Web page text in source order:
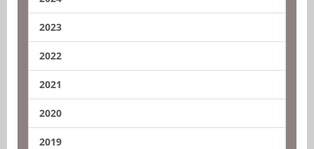
2023
2022
2021
2020
2019